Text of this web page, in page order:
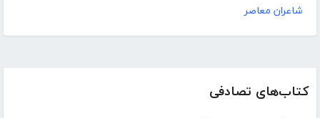
کتاب‌های تصادفی
شاعران معاصر